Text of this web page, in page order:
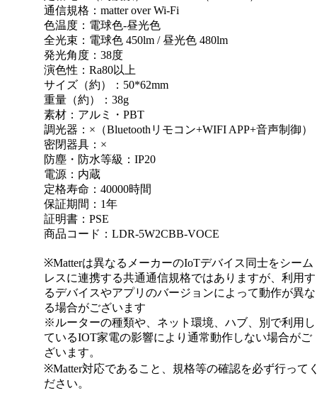
通信規格：matter over Wi-Fi
色温度：電球色-昼光色
全光束：電球色 450lm / 昼光色 480lm
発光角度：38度
演色性：Ra80以上
サイズ（約）：50*62mm
重量（約）：38g
素材：アルミ・PBT
調光器：×（Bluetoothリモコン+WIFI APP+音声制御）
密閉器具：×
防塵・防水等級：IP20
電源：内蔵
定格寿命：40000時間
保証期間：1年
証明書：PSE
商品コード：LDR-5W2CBB-VOCE
※Matterは異なるメーカーのIoTデバイス同士をシーム
レスに連携する共通通信規格ではありますが、利用す
るデバイスやアプリのバージョンによって動作が異な
る場合がございます
※ルーターの種類や、ネット環境、ハブ、別で利用し
ているIOT家電の影響により通常動作しない場合がご
ざいます。
※Matter対応であること、規格等の確認を必ず行って
ださい。